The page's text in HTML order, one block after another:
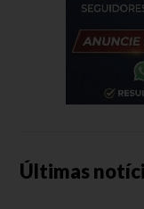
Últimas